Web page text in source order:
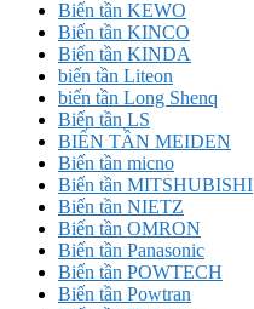
Biến tần KEWO
Biến tần KINCO
Biến tần KINDA
biến tần Liteon
biến tần Long Shenq
Biến tần LS
BIẾN TẦN MEIDEN
Biến tần micno
Biến tần MITSHUBISHI
Biến tần NIETZ
Biến tần OMRON
Biến tần Panasonic
Biến tần POWTECH
Biến tần Powtran